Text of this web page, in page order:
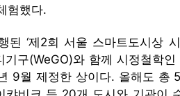
험했다.
‘제2회 서울 스마트도시상
구(WeGO)와 함께 시정철학인
9월 제정한 상이다. 올해도 총